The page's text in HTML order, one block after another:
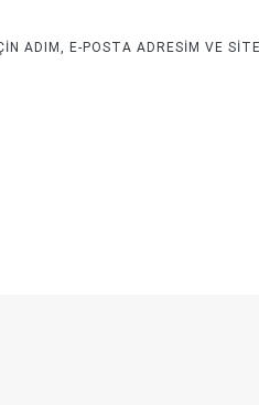
ADIM, E-POSTA ADRESIM VE